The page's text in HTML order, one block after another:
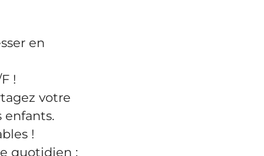
en
!
votre
enfants.
!
quotidien :